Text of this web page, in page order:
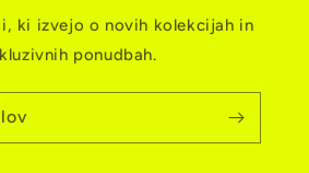
ki izvejo o novih kolekcijah in
ponudbah.